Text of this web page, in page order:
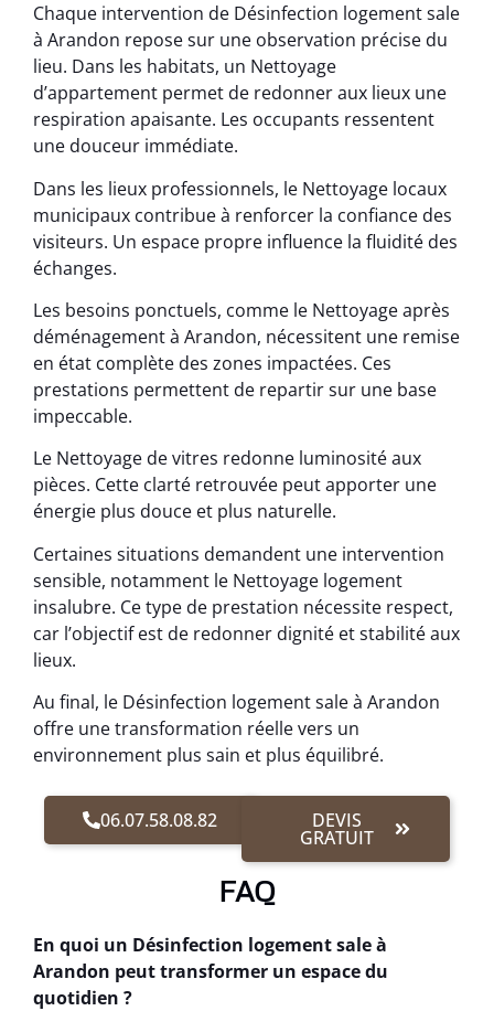
Chaque intervention de Désinfection logement sale
à Arandon repose sur une observation précise du
lieu. Dans les habitats, un Nettoyage
d’appartement permet de redonner aux lieux une
respiration apaisante. Les occupants ressentent
une douceur immédiate.
Dans les lieux professionnels, le Nettoyage locaux
municipaux contribue à renforcer la confiance des
visiteurs. Un espace propre influence la fluidité des
échanges.
Les besoins ponctuels, comme le Nettoyage après
déménagement à Arandon, nécessitent une remise
en état complète des zones impactées. Ces
prestations permettent de repartir sur une base
impeccable.
Le Nettoyage de vitres redonne luminosité aux
pièces. Cette clarté retrouvée peut apporter une
énergie plus douce et plus naturelle.
Certaines situations demandent une intervention
sensible, notamment le Nettoyage logement
insalubre. Ce type de prestation nécessite respect,
car l’objectif est de redonner dignité et stabilité aux
lieux.
Au final, le Désinfection logement sale à Arandon
offre une transformation réelle vers un
environnement plus sain et plus équilibré.
06.07.58.08.82 DEVIS
GRATUIT
FAQ
En quoi un Désinfection logement sale à
Arandon peut transformer un espace du
quotidien ?